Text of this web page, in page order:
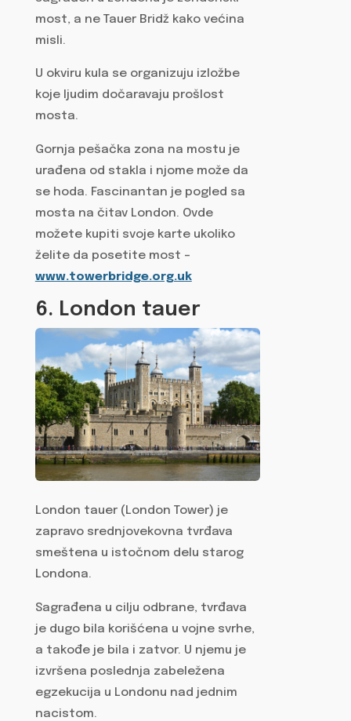
most, a ne Tauer Bridž kako većina
misli.
U okviru kula se organizuju izložbe
koje ljudim dočaravaju prošlost
mosta.
Gornja pešačka zona na mostu je
urađena od stakla i njome može da
se hoda. Fascinantan je pogled sa
mosta na čitav London. Ovde
možete kupiti svoje karte ukoliko
želite da posetite most –
www.towerbridge.org.uk
6. London tauer
London tauer (London Tower) je
zapravo srednjovekovna tvrđava
smeštena u istočnom delu starog
Londona.
Sagrađena u cilju odbrane, tvrđava
je dugo bila korišćena u vojne svrhe,
a takođe je bila i zatvor. U njemu je
izvršena poslednja zabeležena
egzekucija u Londonu nad jednim
nacistom.